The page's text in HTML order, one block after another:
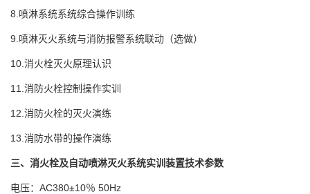
8.喷淋系统系统综合操作训练
9.喷淋灭火系统与消防报警系统联动（选做）
10.消火栓灭火原理认识
11.消防火栓控制操作实训
12.消防火栓的灭火演练
13.消防水带的操作演练
三、消火栓及自动喷淋灭火系统实训装置技术参数
电压：AC380±10％ 50Hz